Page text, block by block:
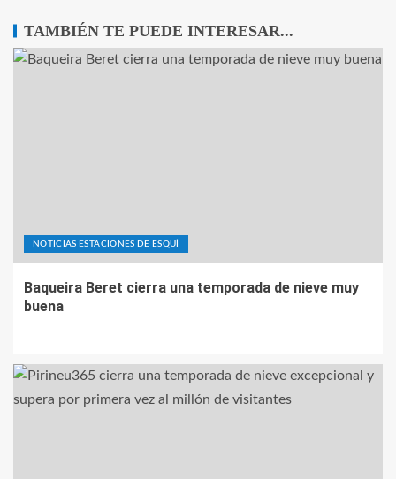
TAMBIÉN TE PUEDE INTERESAR...
NOTICIAS ESTACIONES DE ESQUÍ
Baqueira Beret cierra una temporada de nieve muy
buena